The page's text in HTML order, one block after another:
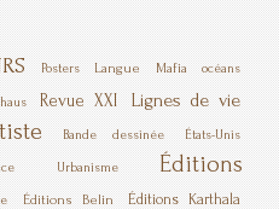
Posters Langue Mafia océans
Revue XXI Lignes de vie
Bande dessinée États-Unis
Urbanisme
Éditions
Éditions Belin Éditions Karthala